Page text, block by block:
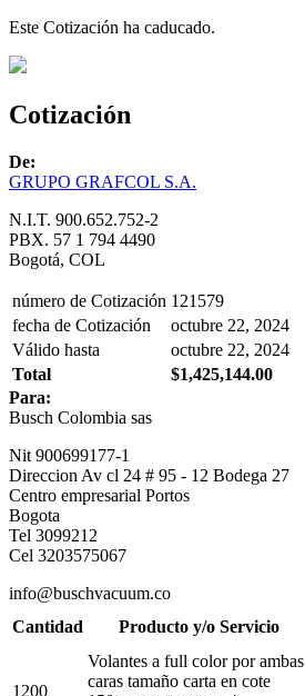
Este Cotización ha caducado.
Cotización
De:
GRUPO GRAFCOL S.A.
N.I.T. 900.652.752-2
PBX. 57 1 794 4490
Bogotá, COL
número de Cotización 121579
fecha de Cotización
octubre 22, 2024
Válido hasta
octubre 22, 2024
Total
$1,425,144.00
Para:
Busch Colombia sas
Nit 900699177-1
Direccion Av cl 24 # 95 - 12 Bodega 27
Centro empresarial Portos
Bogota
Tel 3099212
Cel 3203575067
info@buschvacuum.co
Cantidad
Producto y/o Servicio
1200
Volantes a full color por ambas
caras tamaño carta en cote